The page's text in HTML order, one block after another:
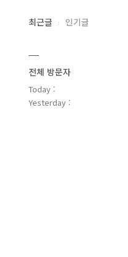
최근글 인기글
전체 방문자
Today :
Yesterday :